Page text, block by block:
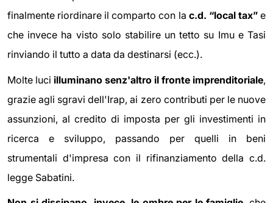
finalmente riordinare il comparto con la c.d. “local tax”e
che invece ha visto solo stabilire un tetto su Imu e Tasi
rinviando il tutto a data da destinarsi (ecc.).
Molte luci illuminano senz'altro il fronte imprenditoriale,
grazie agli sgravi dell'Irap, ai zero contributi per le nuove
assunzioni, al credito di imposta per gli investimenti in
ricerca e sviluppo, passando per quelli in beni
strumentali d'impresa con il rifinanziamento della c.d.
legge Sabatini.